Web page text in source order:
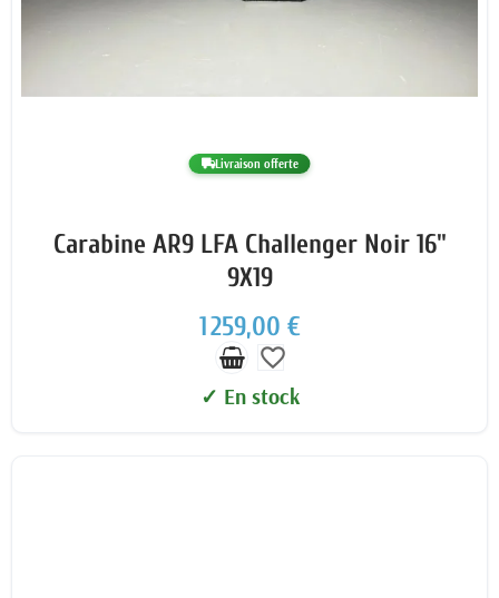
Livraison offerte
Carabine AR9 LFA Challenger Noir 16"
9X19
1 259,00 €
favorite_border
✓ En stock